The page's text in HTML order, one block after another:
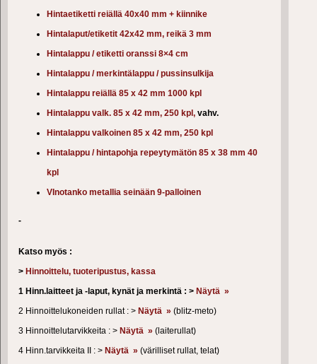
Hintaetiketti reiällä 40x40 mm + kiinnike
Hintalaput/etiketit 42x42 mm, reikä 3 mm
Hintalappu / etiketti oranssi 8×4 cm
Hintalappu / merkintälappu / pussinsulkija
Hintalappu reiällä 85 x 42 mm 1000 kpl
Hintalappu valk. 85 x 42 mm, 250 kpl, vahv.
Hintalappu valkoinen 85 x 42 mm, 250 kpl
Hintalappu / hintapohja repeytymätön 85 x 38 mm 40
kpl
VInotanko metallia seinään 9-palloinen
-
Katso myös :
> Hinnoittelu, tuoteripustus, kassa
1 Hinn.laitteet ja -laput, kynät ja merkintä : > Näytä »
2 Hinnoittelukoneiden rullat : > Näytä » (blitz-meto)
3 Hinnoittelutarvikkeita : > Näytä » (laiterullat)
4 Hinn.tarvikkeita II : > Näytä » (värilliset rullat, telat)